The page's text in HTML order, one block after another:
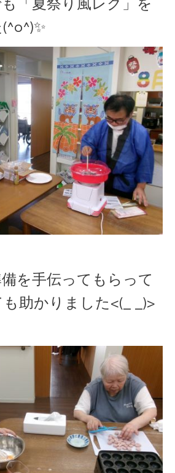
「夏祭り風レク」を
を手伝ってもらって
助かりました<(_ _)>